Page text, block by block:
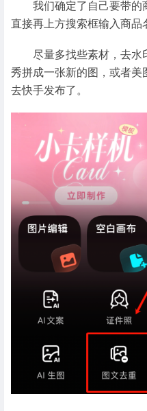
我们确定了自己要带的
直接再上方搜索框输入商品
尽量多找些素材，去水
秀拼成一张新的图，或者美
去快手发布了。